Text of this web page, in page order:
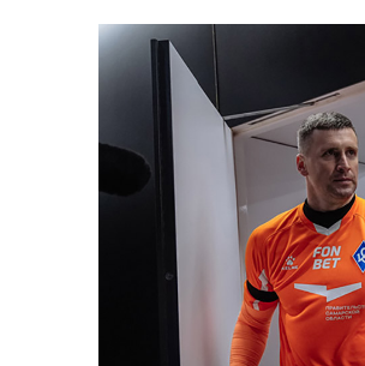
Астрахань